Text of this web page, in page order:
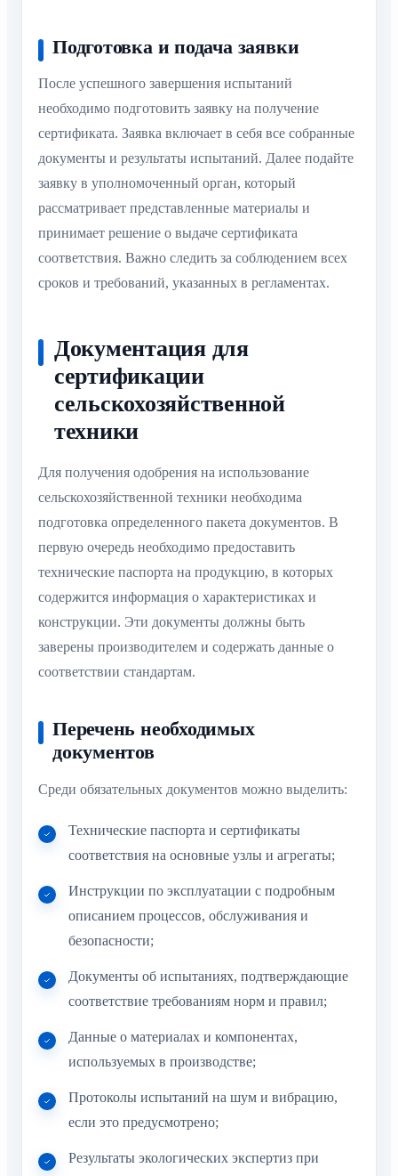
Подготовка и подача заявки
После успешного завершения испытаний
необходимо подготовить заявку на получение
сертификата. Заявка включает в себя все собранные
документы и результаты испытаний. Далее подайте
заявку в уполномоченный орган, который
рассматривает представленные материалы и
принимает решение о выдаче сертификата
соответствия. Важно следить за соблюдением всех
сроков и требований, указанных в регламентах.
Документация для
сертификации
сельскохозяйственной
техники
Для получения одобрения на использование
сельскохозяйственной техники необходима
подготовка определенного пакета документов. В
первую очередь необходимо предоставить
технические паспорта на продукцию, в которых
содержится информация о характеристиках и
конструкции. Эти документы должны быть
заверены производителем и содержать данные о
соответствии стандартам.
Перечень необходимых
документов
Среди обязательных документов можно выделить:
Технические паспорта и сертификаты
соответствия на основные узлы и агрегаты;
Инструкции по эксплуатации с подробным
описанием процессов, обслуживания и
безопасности;
Документы об испытаниях, подтверждающие
соответствие требованиям норм и правил;
Данные о материалах и компонентах,
используемых в производстве;
Протоколы испытаний на шум и вибрацию,
если это предусмотрено;
Результаты экологических экспертиз при